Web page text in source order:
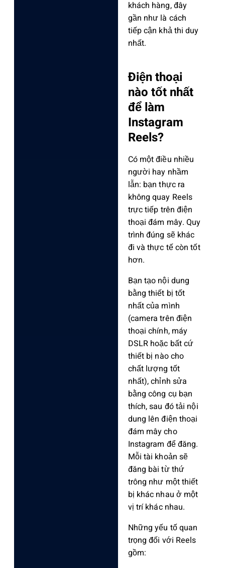
khách hàng, đây
gần như là cách
tiếp cận khả thi duy
nhất.
Điện thoại
nào tốt nhất
để làm
Instagram
Reels?
Có một điều nhiều
người hay nhầm
lẫn: bạn thực ra
không quay Reels
trực tiếp trên điện
thoại đám mây. Quy
trình đúng sẽ khác
đi và thực tế còn tốt
hơn.
Bạn tạo nội dung
bằng thiết bị tốt
nhất của mình
(camera trên điện
thoại chính, máy
DSLR hoặc bất cứ
thiết bị nào cho
chất lượng tốt
nhất), chỉnh sửa
bằng công cụ bạn
thích, sau đó tải nội
dung lên điện thoại
đám mây cho
Instagram để đăng.
Mỗi tài khoản sẽ
đăng bài từ thứ
trông như một thiết
bị khác nhau ở một
vị trí khác nhau.
Những yếu tố quan
trọng đối với Reels
gồm: